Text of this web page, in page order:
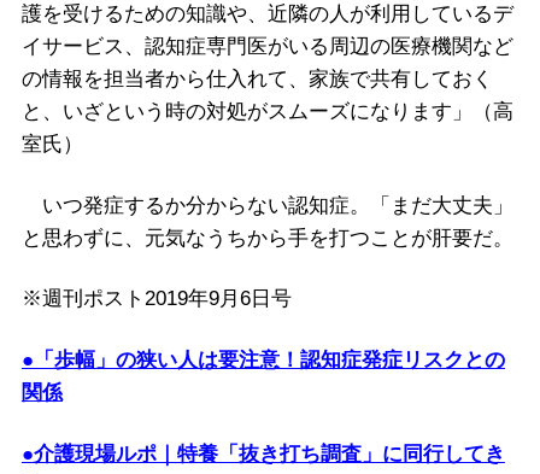
護を受けるための知識や、近隣の人が利用しているデ
イサービス、認知症専門医がいる周辺の医療機関など
の情報を担当者から仕入れて、家族で共有しておく
と、いざという時の対処がスムーズになります」（高
室氏）
いつ発症するか分からない認知症。「まだ大丈夫」
と思わずに、元気なうちから手を打つことが肝要だ。
※週刊ポスト2019年9月6日号
●「歩幅」の狭い人は要注意！認知症発症リスクとの
関係
●介護現場ルポ｜特養「抜き打ち調査」に同行してき